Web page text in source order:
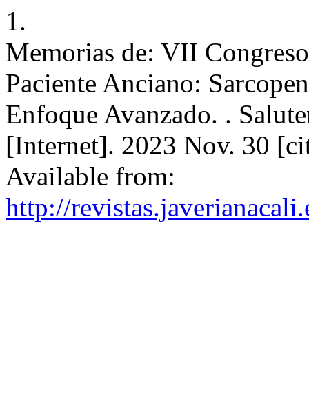
1.
Memorias de: VII
Paciente Anciano:
Enfoque Avanzado. .
[Internet]. 2023 Nov. 30
Available from:
http://